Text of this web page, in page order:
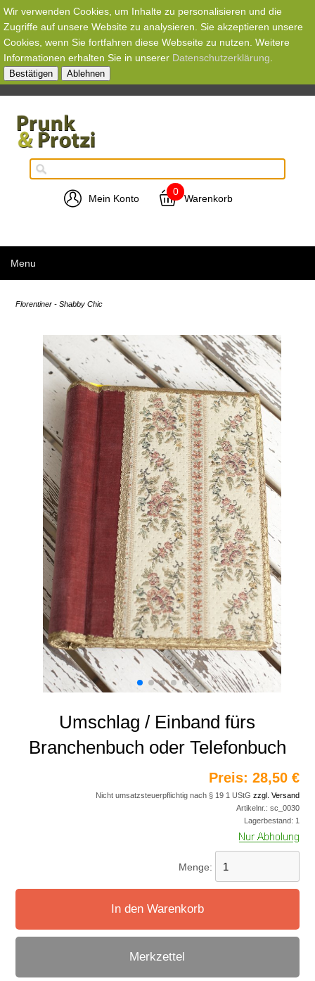
Wir verwenden Cookies, um Inhalte zu personalisieren und die
Zugriffe auf unsere Website zu analysieren. Sie akzeptieren unsere
Cookies, wenn Sie fortfahren diese Webseite zu nutzen. Weitere
Informationen erhalten Sie in unserer Datenschutzerklärung
Bestätigen Ablehnen
Mein Konto
0
Warenkorb
Menu
Florentiner - Shabby Chic
Umschlag / Einband fürs
Branchenbuch oder Telefonbuch
Preis: 28,50 €
Nicht umsatzsteuerpflichtig nach § 19 1 UStG zzgl. Versand
Artikelnr.: sc_0030
Lagerbestand: 1
Menge:
In den Warenkorb
Merkzettel